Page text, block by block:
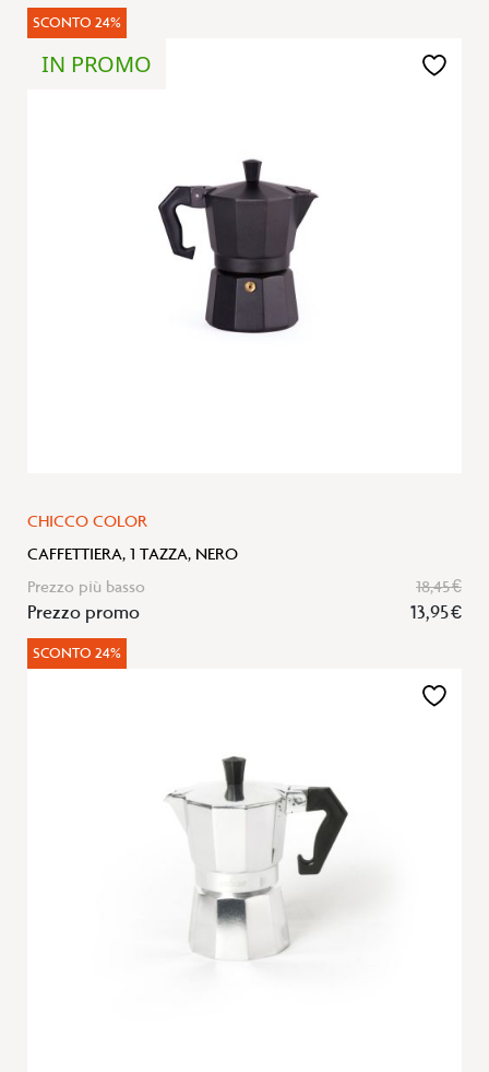
SCONTO 24%
IN PROMO
CHICCO COLOR
CAFFETTIERA, 1 TAZZA, NERO
Prezzo promo 13,95 €
Prezzo più basso 18,45 €
SCONTO 24%
Aggiungi
Aggiungi